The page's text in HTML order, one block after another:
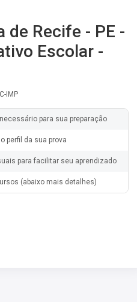
Recife - PE -
Escolar -
IMP
para sua preparação
perfil da sua prova
para facilitar seu aprendizado
(abaixo mais detalhes)